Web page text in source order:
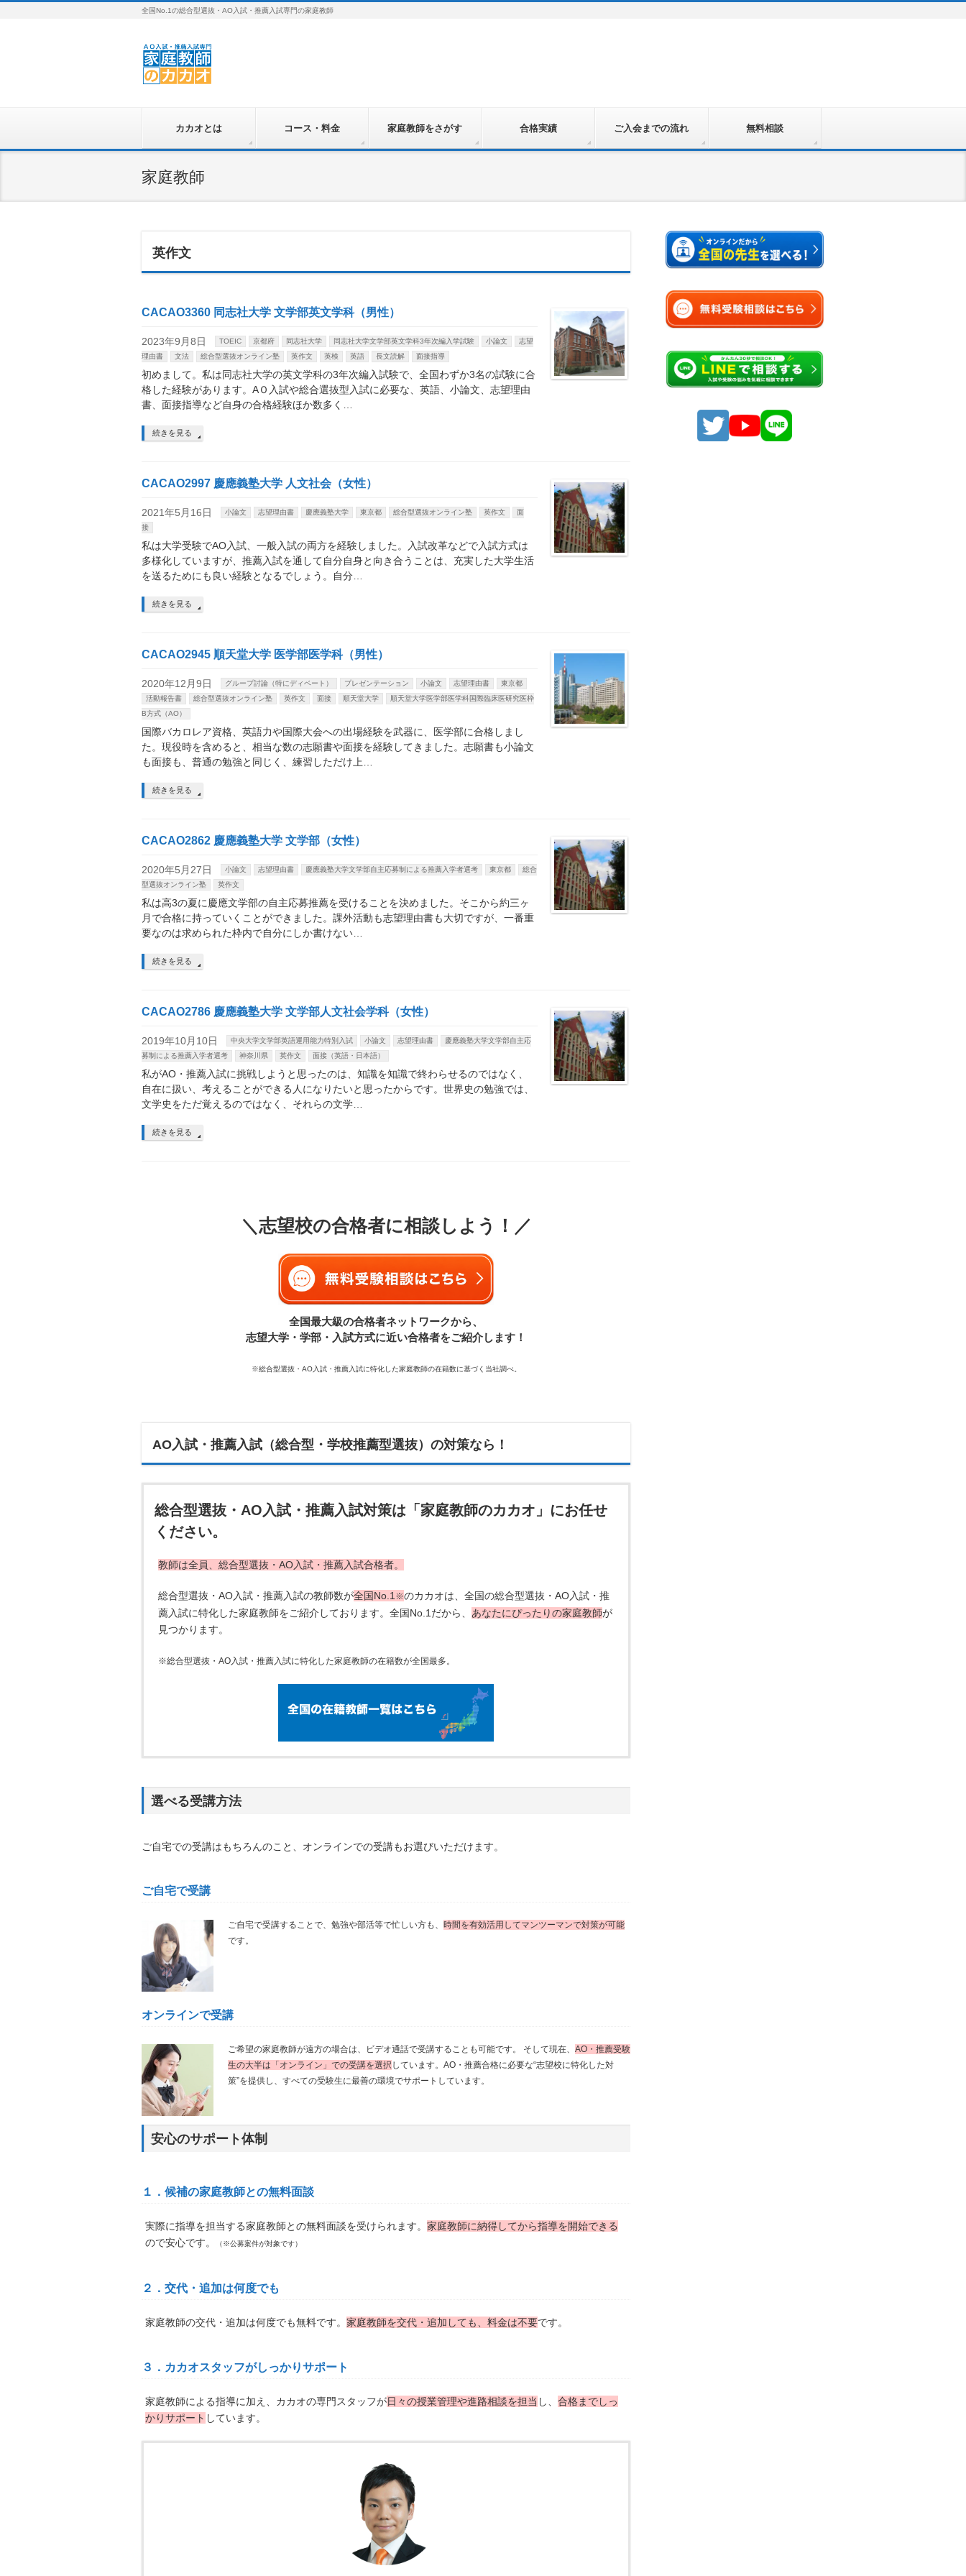
全国No.1の総合型選抜・AO入試・推薦入試専門の家庭教師
カカオとは コース・料金 家庭教師をさがす 合格実績 ご入会までの流れ 無料相談
家庭教師
英作文
CACAO3360 同志社大学 文学部英文学科（男性）
2023年9月8日 TOEIC 京都府 同志社大学 同志社大学文学部英文学科3年次編入学試験 小論文
志望
理由書
文法 総合型選抜オンライン塾 英作文 英検 英語 長文読解 面接指導
初めまして。私は同志社大学の英文学科の3年次編入試験で、全国わずか3名の試験に合
格した経験があります。AＯ入試や総合選抜型入試に必要な、英語、小論文、志望理由
書、面接指導など自身の合格経験ほか数多く…
続きを見る
CACAO2997 慶應義塾大学 人文社会（女性）
2021年5月16日 小論文 志望理由書 慶應義塾大学 東京都 総合型選抜オンライン塾 英作文
面
接
私は大学受験でAO入試、一般入試の両方を経験しました。入試改革などで入試方式は
多様化していますが、推薦入試を通して自分自身と向き合うことは、充実した大学生活
を送るためにも良い経験となるでしょう。自分…
続きを見る
CACAO2945 順天堂大学 医学部医学科（男性）
2020年12月9日 グループ討論（特にディベート） プレゼンテーション 小論文 志望理由書
東京都
活動報告書
総合型選抜オンライン塾 英作文 面接 順天堂大学
順天堂大学医学部医学科国際臨床医研究医枠
B方式（AO）
国際バカロレア資格、英語力や国際大会への出場経験を武器に、医学部に合格しまし
た。現役時を含めると、相当な数の志願書や面接を経験してきました。志願書も小論文
も面接も、普通の勉強と同じく、練習しただけ上…
続きを見る
CACAO2862 慶應義塾大学 文学部（女性）
2020年5月27日 小論文 志望理由書 慶應義塾大学文学部自主応募制による推薦入学者選考 東京都
総合
型選抜オンライン塾
英作文
私は高3の夏に慶應文学部の自主応募推薦を受けることを決めました。そこから約三ヶ
月で合格に持っていくことができました。課外活動も志望理由書も大切ですが、一番重
要なのは求められた枠内で自分にしか書けない…
続きを見る
CACAO2786 慶應義塾大学 文学部人文社会学科（女性）
2019年10月10日 中央大学文学部英語運用能力特別入試 小論文 志望理由書
慶應義塾大学文学部自主応
募制による推薦入学者選考
神奈川県 英作文 面接（英語・日本語）
私がAO・推薦入試に挑戦しようと思ったのは、知識を知識で終わらせるのではなく、
自在に扱い、考えることができる人になりたいと思ったからです。世界史の勉強では、
文学史をただ覚えるのではなく、それらの文学…
続きを見る
＼志望校の合格者に相談しよう！／
全国最大級の合格者ネットワークから、
志望大学・学部・入試方式に近い合格者をご紹介します！
※総合型選抜・AO入試・推薦入試に特化した家庭教師の在籍数に基づく当社調べ。
AO入試・推薦入試（総合型・学校推薦型選抜）の対策なら！
総合型選抜・AO入試・推薦入試対策は「家庭教師のカカオ」にお任せ
ください。
教師は全員、総合型選抜・AO入試・推薦入試合格者。
総合型選抜・AO入試・推薦入試の教師数が全国No.1 ※のカカオは、全国の総合型選抜・AO入試・推
薦入試に特化した家庭教師をご紹介しております。全国No.1だから、 あなたにぴったりの家庭教師が
見つかります。
※総合型選抜・AO入試・推薦入試に特化した家庭教師の在籍数が全国最多。
選べる受講方法
ご自宅での受講はもちろんのこと、オンラインでの受講もお選びいただけます。
ご自宅で受講
ご自宅で受講することで、勉強や部活等で忙しい方も、 時間を有効活用してマンツーマンで対策が可能
です。
オンラインで受講
ご希望の家庭教師が遠方の場合は、ビデオ通話で受講することも可能です。 そして現在、 AO・推薦受験
生の大半は「オンライン」での受講を選択 しています。AO・推薦合格に必要な“志望校に特化した対
策”を提供し、すべての受験生に最善の環境でサポートしています。
安心のサポート体制
１．候補の家庭教師との無料面談
実際に指導を担当する家庭教師との無料面談を受けられます。 家庭教師に納得してから指導を開始できる
ので安心です。
（※公募案件が対象です）
２．交代・追加は何度でも
家庭教師の交代・追加は何度でも無料です。 家庭教師を交代・追加しても、料金は不要です。
３．カカオスタッフがしっかりサポート
家庭教師による指導に加え、カカオの専門スタッフが日々の授業管理や進路相談を担当 し、 合格までしっ
かりサポート しています。